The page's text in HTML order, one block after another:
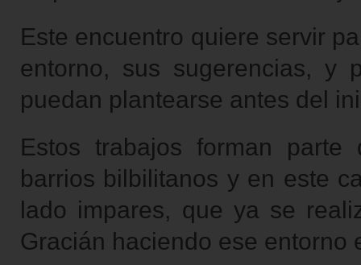
Este encuentro quiere servir
entorno, sus sugerencias, y
puedan plantearse antes del
Estos trabajos forman
barrios bilbilitanos y en este
lado impares, que ya se
Gracián haciendo ese entorno